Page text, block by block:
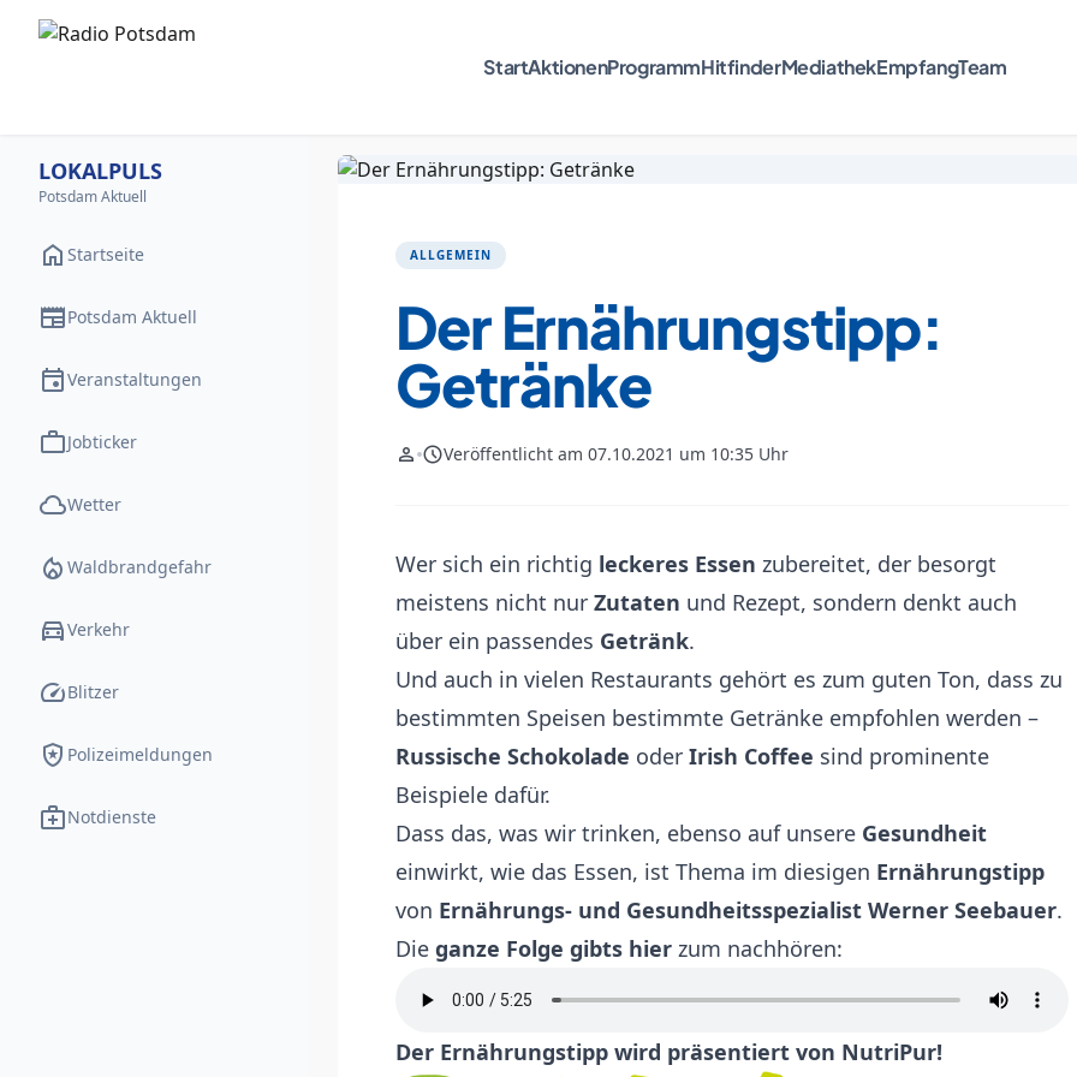
StartAktionenProgrammHitfinderMediathekEmpfangTeam
LOKALPULS
Potsdam Aktuell
home Startseite
newspaperPotsdam Aktuell
eventVeranstaltungen
workJobticker
cloudWetter
local_fire_department Waldbrandgefahr
directions_carVerkehr
speedBlitzer
local_police Polizeimeldungen
medical_servicesNotdienste
ALLGEMEIN
Der Ernährungstipp:
Getränke
person scheduleVeröffentlicht am 07.10.2021 um 10:35 Uhr
Wer sich ein richtig leckeres Essen zubereitet, der besorgt
meistens nicht nur Zutaten und Rezept, sondern denkt auch
über ein passendes Getränk.
Und auch in vielen Restaurants gehört es zum guten Ton, dass zu
bestimmten Speisen bestimmte Getränke empfohlen werden –
Russische Schokolade oder Irish Coffee sind prominente
Beispiele dafür.
Dass das, was wir trinken, ebenso auf unsere Gesundheit
einwirkt, wie das Essen, ist Thema im diesigen Ernährungstipp
von Ernährungs- und Gesundheitsspezialist Werner Seebauer.
Die ganze Folge gibts hier zum nachhören:
Der Ernährungstipp wird präsentiert von NutriPur!